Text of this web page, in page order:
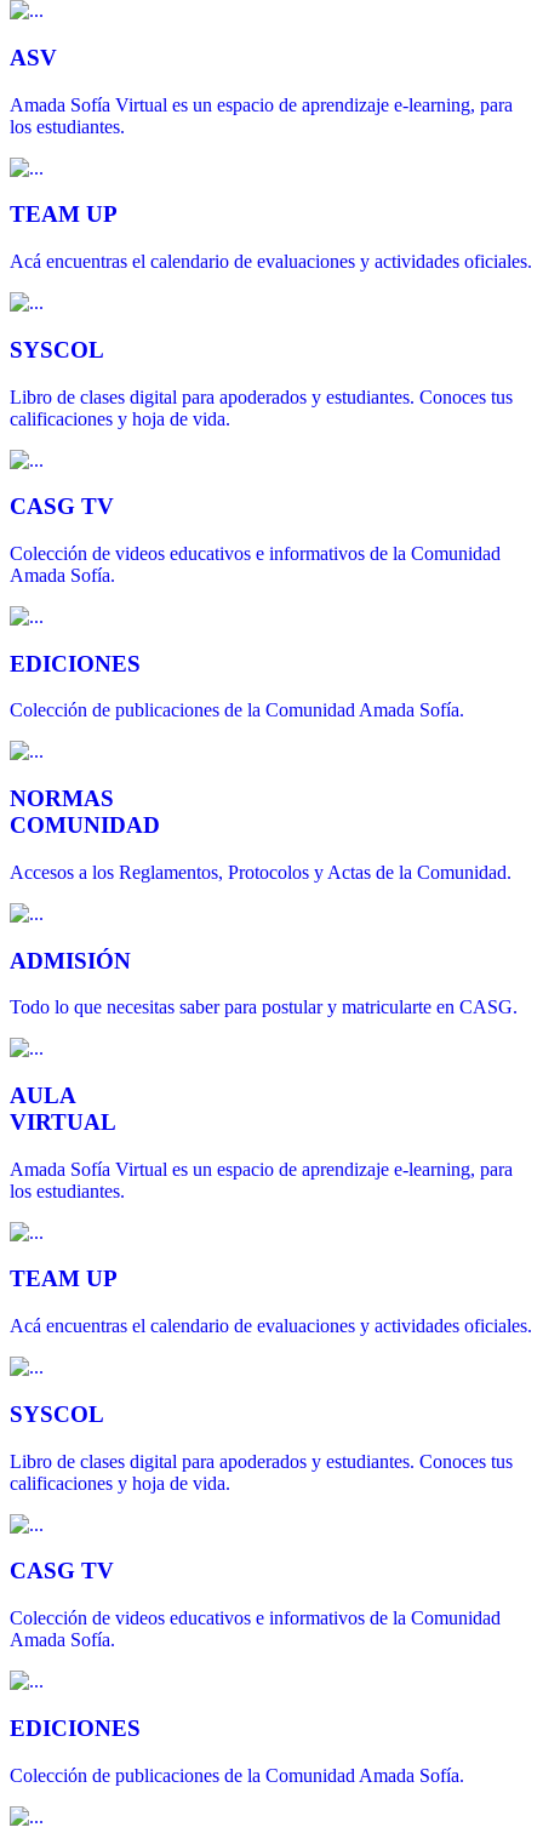
ASV
Amada Sofía Virtual es un espacio de aprendizaje e-learning, para
los estudiantes.
TEAM UP
Acá encuentras el calendario de evaluaciones y actividades oficiales.
SYSCOL
Libro de clases digital para apoderados y estudiantes. Conoces tus
calificaciones y hoja de vida.
CASG TV
Colección de videos educativos e informativos de la Comunidad
Amada Sofía.
EDICIONES
Colección de publicaciones de la Comunidad Amada Sofía.
NORMAS
COMUNIDAD
Accesos a los Reglamentos, Protocolos y Actas de la Comunidad.
ADMISIÓN
Todo lo que necesitas saber para postular y matricularte en CASG.
AULA
VIRTUAL
Amada Sofía Virtual es un espacio de aprendizaje e-learning, para
los estudiantes.
TEAM UP
Acá encuentras el calendario de evaluaciones y actividades oficiales.
SYSCOL
Libro de clases digital para apoderados y estudiantes. Conoces tus
calificaciones y hoja de vida.
CASG TV
Colección de videos educativos e informativos de la Comunidad
Amada Sofía.
EDICIONES
Colección de publicaciones de la Comunidad Amada Sofía.